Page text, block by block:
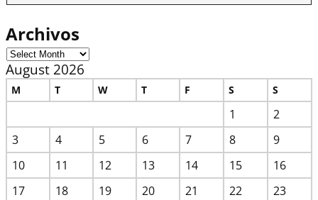
Archivos
August 2026
M T W T F S S
1
2
3
4 5 6 7 8
9
10
11 12 13 14 15
16
17
18 19 20 21 22
23